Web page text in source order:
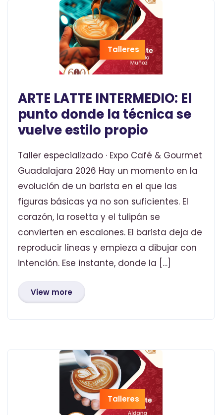
Talleres
ARTE LATTE INTERMEDIO: El
punto donde la técnica se
vuelve estilo propio
Taller especializado · Expo Café & Gourmet
Guadalajara 2026 Hay un momento en la
evolución de un barista en el que las
figuras básicas ya no son suficientes. El
corazón, la rosetta y el tulipán se
convierten en escalones. El barista deja de
reproducir líneas y empieza a dibujar con
intención. Ese instante, donde la […]
View more
Talleres